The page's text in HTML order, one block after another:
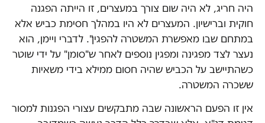
היה חריג, לא היה שום צורך במעצרים, זו הייתה הפגנה
חוקית וברישיון. המעצרים לא היו במהלך חסימת כביש אלא
במתחם שבו מאפשרת המשטרה להפגין". לדברי ויימן, הוא
נעצר לצד מפגינה ומפגין נוספים לאחר ש"סומן" על ידי שוטר
כשהתיישב על הכביש שהיה חסום ממילא בידי משאיות
ששכרה המשטרה.
אין זו הפעם הראשונה שבה מתבקשים עצורי הפגנות למסור